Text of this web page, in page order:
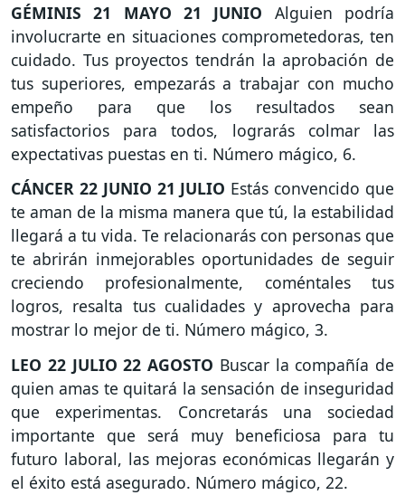
GÉMINIS 21 MAYO 21 JUNIO Alguien podría
involucrarte en situaciones comprometedoras, ten
cuidado. Tus proyectos tendrán la aprobación de
tus superiores, empezarás a trabajar con mucho
empeño para que los resultados sean
satisfactorios para todos, lograrás colmar las
expectativas puestas en ti. Número mágico, 6.
CÁNCER 22 JUNIO 21 JULIO Estás convencido que
te aman de la misma manera que tú, la estabilidad
llegará a tu vida. Te relacionarás con personas que
te abrirán inmejorables oportunidades de seguir
creciendo profesionalmente, coméntales tus
logros, resalta tus cualidades y aprovecha para
mostrar lo mejor de ti. Número mágico, 3.
LEO 22 JULIO 22 AGOSTO Buscar la compañía de
quien amas te quitará la sensación de inseguridad
que experimentas. Concretarás una sociedad
importante que será muy beneficiosa para tu
futuro laboral, las mejoras económicas llegarán y
el éxito está asegurado. Número mágico, 22.